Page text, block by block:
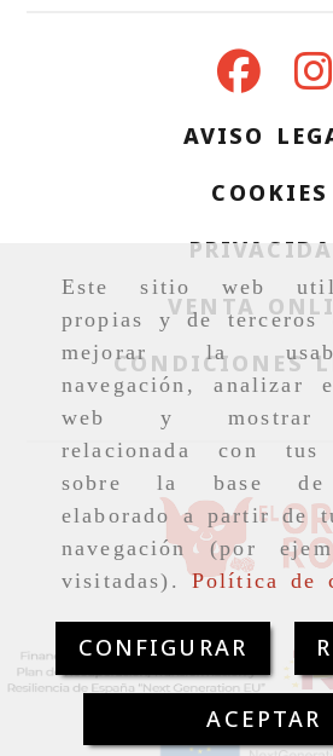
Este sitio web
propias y de terceros
mejorar la
navegación,
web y mostrar
relacionada con tus
sobre la base
elaborado a partir de
navegación (por
visitadas).Política de
CONFIGURAR
ACEPTAR
AVISO
COOKIES
VENTA
CONDICIONES